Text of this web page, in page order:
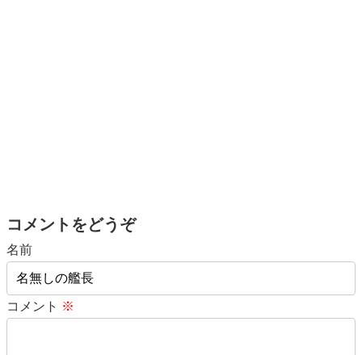
コメントをどうぞ
名前
コメント ※